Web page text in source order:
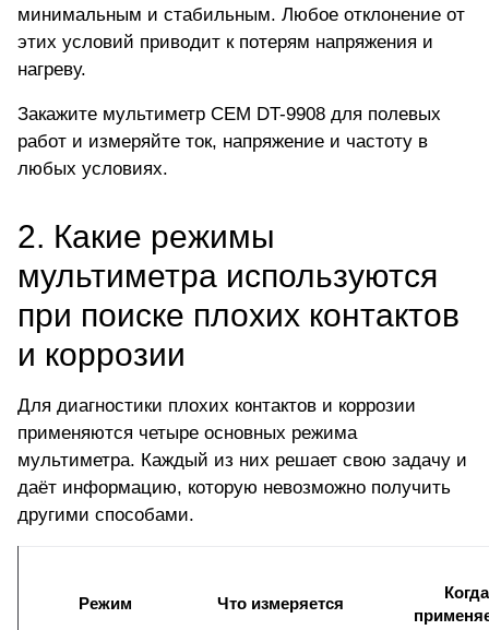
минимальным и стабильным. Любое отклонение от
этих условий приводит к потерям напряжения и
нагреву.
Закажите мультиметр CEM DT-9908 для полевых
работ и измеряйте ток, напряжение и частоту в
любых условиях.
2. Какие режимы
мультиметра используются
при поиске плохих контактов
и коррозии
Для диагностики плохих контактов и коррозии
применяются четыре основных режима
мультиметра. Каждый из них решает свою задачу и
даёт информацию, которую невозможно получить
другими способами.
Режим Что измеряется
Когда